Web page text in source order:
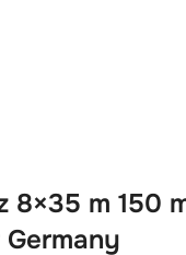
8×35 m 150